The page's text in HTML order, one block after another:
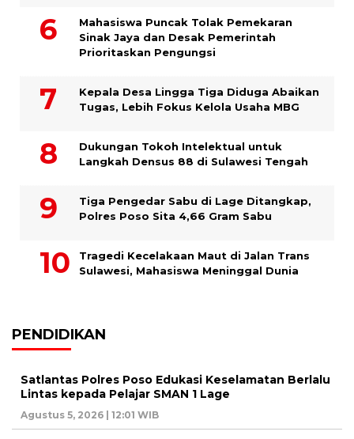
Mahasiswa Puncak Tolak Pemekaran
Sinak Jaya dan Desak Pemerintah
Prioritaskan Pengungsi
Kepala Desa Lingga Tiga Diduga Abaikan
Tugas, Lebih Fokus Kelola Usaha MBG
Dukungan Tokoh Intelektual untuk
Langkah Densus 88 di Sulawesi Tengah
Tiga Pengedar Sabu di Lage Ditangkap,
Polres Poso Sita 4,66 Gram Sabu
Tragedi Kecelakaan Maut di Jalan Trans
Sulawesi, Mahasiswa Meninggal Dunia
PENDIDIKAN
Satlantas Polres Poso Edukasi Keselamatan Berlalu
Lintas kepada Pelajar SMAN 1 Lage
Agustus 5, 2026 | 12:01 WIB